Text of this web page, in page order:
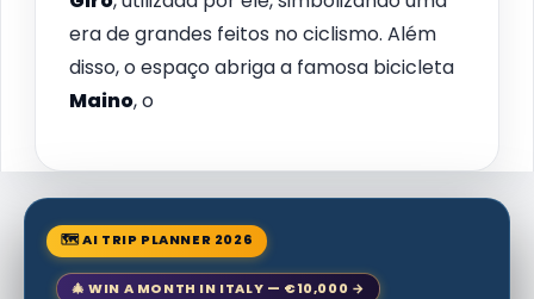
era de grandes feitos no ciclismo. Além
disso, o espaço abriga a famosa bicicleta
Maino, o
🗺 AI TRIP PLANNER 2026
🎄 WIN A MONTH IN ITALY — €10,000 →